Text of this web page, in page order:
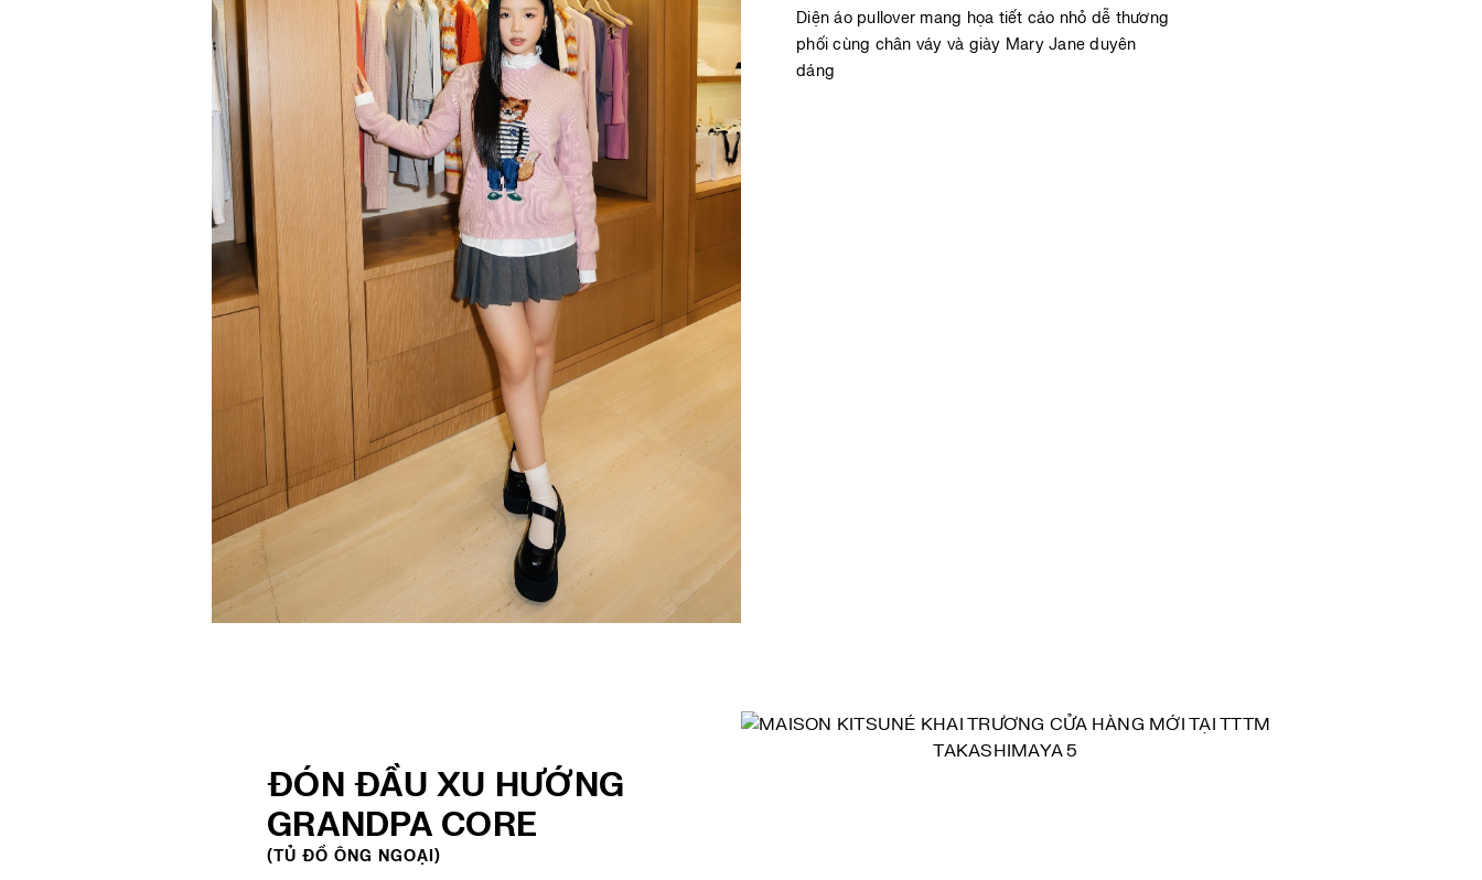
Diện áo pullover mang họa tiết cáo nhỏ dễ thương
phối cùng chân váy và giày Mary Jane duyên
dáng
ĐÓN ĐẦU XU HƯỚNG
GRANDPA CORE
(TỦ ĐỒ ÔNG NGOẠI)